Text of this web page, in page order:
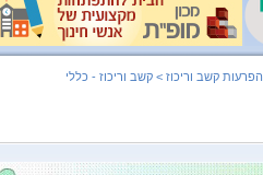
הפרעות קשב וריכוז > קשב וריכוז - כללי